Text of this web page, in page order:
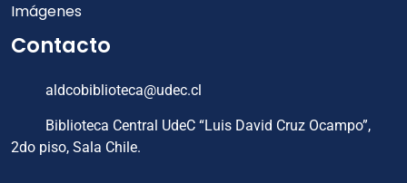
Imágenes
Contacto
aldcobiblioteca@udec.cl
Biblioteca Central UdeC “Luis David Cruz Ocampo”,
2do piso, Sala Chile.